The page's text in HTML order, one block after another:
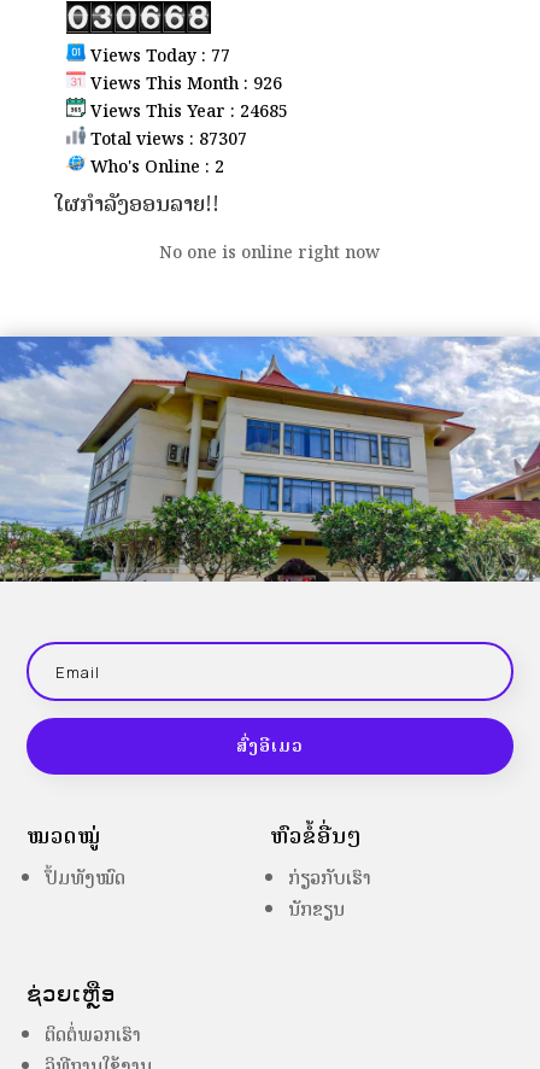
Views Today : 77
Views This Month : 926
Views This Year : 24685
Total views : 87307
Who's Online : 2
ໃຜກຳລັງອອນລາຍ!!
No one is online right now
ສົ່ງອີເມວ
ໝວດໝູ່
ປຶ້ມທັງໝົດ
ຫົວຂໍ້ອື່ນໆ
ກ່ຽວກັບເຮົາ
ນັກຂຽນ
ຊ່ວຍເຫຼືອ
ຕິດຕໍ່ພວກເຮົາ